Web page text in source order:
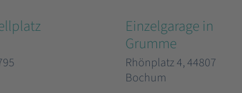
Einzelgarage in
Grumme
Rhönplatz 4, 44807
Bochum